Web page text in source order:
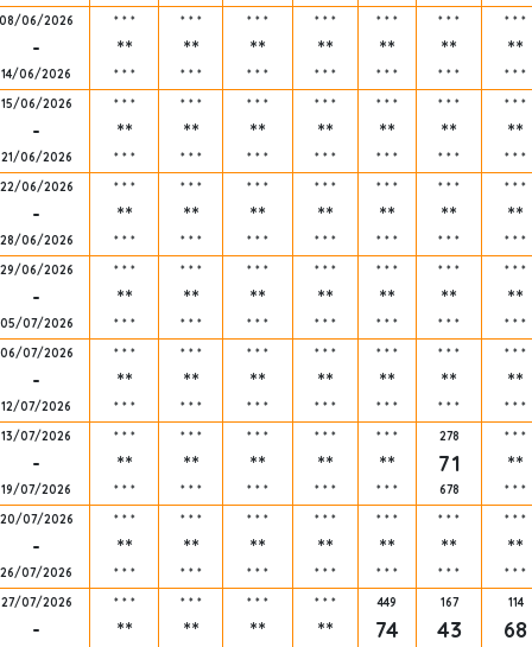
08/06/2026
-
14/06/2026
* * *
**
* * *
* * *
**
* * *
* * *
**
* * *
* * *
**
* * *
* * *
**
* * *
* * *
**
* * *
* * *
**
* * *
15/06/2026
-
21/06/2026
* * *
**
* * *
* * *
**
* * *
* * *
**
* * *
* * *
**
* * *
* * *
**
* * *
* * *
**
* * *
* * *
**
* * *
22/06/2026
-
28/06/2026
* * *
**
* * *
* * *
**
* * *
* * *
**
* * *
* * *
**
* * *
* * *
**
* * *
* * *
**
* * *
* * *
**
* * *
29/06/2026
-
05/07/2026
* * *
**
* * *
* * *
**
* * *
* * *
**
* * *
* * *
**
* * *
* * *
**
* * *
* * *
**
* * *
* * *
**
* * *
06/07/2026
-
12/07/2026
* * *
**
* * *
* * *
**
* * *
* * *
**
* * *
* * *
**
* * *
* * *
**
* * *
* * *
**
* * *
* * *
**
* * *
13/07/2026
-
19/07/2026
* * *
**
* * *
* * *
**
* * *
* * *
**
* * *
* * *
**
* * *
* * *
**
* * *
278
71
678
* * *
**
* * *
20/07/2026
-
26/07/2026
* * *
**
* * *
* * *
**
* * *
* * *
**
* * *
* * *
**
* * *
* * *
**
* * *
* * *
**
* * *
* * *
**
* * *
27/07/2026
-
* * *
**
* * *
**
* * *
**
* * *
**
449
74
167
43
114
68